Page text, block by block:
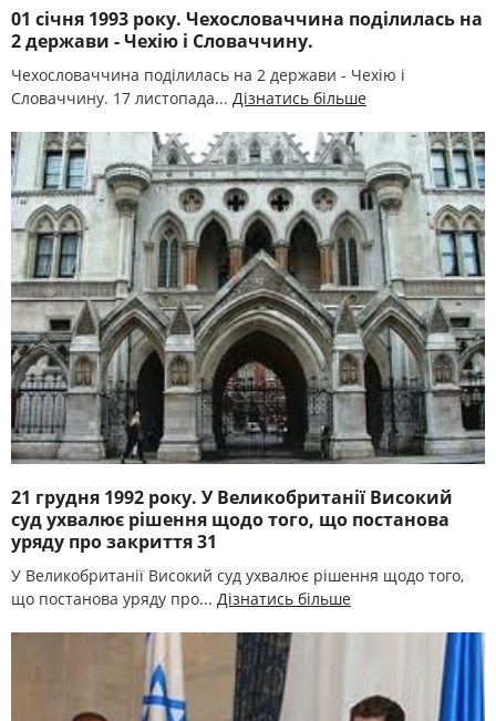
01 січня 1993 року. Чехословаччина поділилась на
2 держави - Чехію і Словаччину.
Чехословаччина поділилась на 2 держави - Чехію і
Словаччину. 17 листопада... Дізнатись більше
21 грудня 1992 року. У Великобританії Високий
суд ухвалює рішення щодо того, що постанова
уряду про закриття 31
У Великобританії Високий суд ухвалює рішення щодо того,
що постанова уряду про... Дізнатись більше